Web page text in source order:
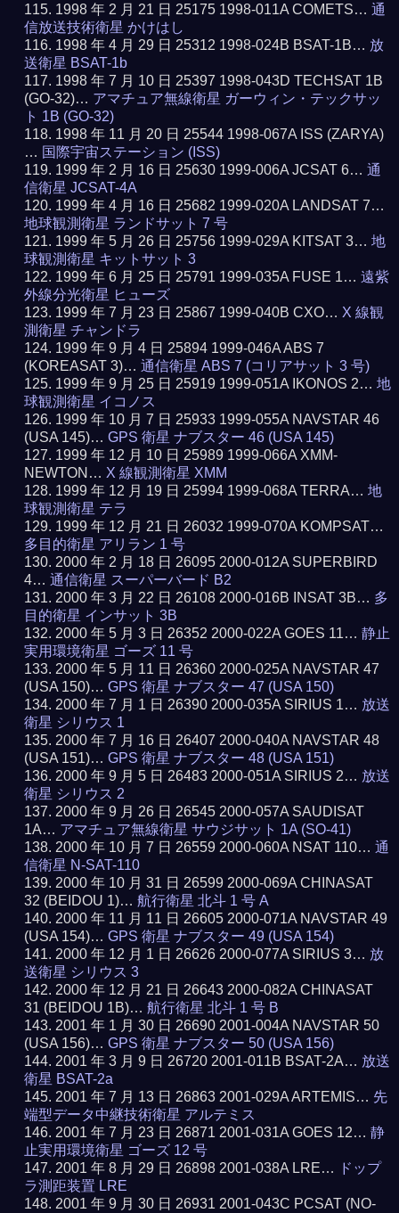
1998 年 2 月 21 日 25175 1998-011A COMETS…通
信放送技術衛星 かけはし
1998 年 4 月 29 日 25312 1998-024B BSAT-1B… 放
送衛星 BSAT-1b
1998 年 7 月 10 日 25397 1998-043D TECHSAT 1B
(GO-32)… アマチュア無線衛星 ガーウィン・テックサッ
ト 1B (GO-32)
1998 年 11 月 20 日 25544 1998-067A ISS (ZARYA)
… 国際宇宙ステーション (ISS)
1999 年 2 月 16 日 25630 1999-006A JCSAT 6…通
信衛星 JCSAT-4A
1999 年 4 月 16 日 25682 1999-020A LANDSAT 7…
地球観測衛星 ランドサット 7 号
1999 年 5 月 26 日 25756 1999-029A KITSAT 3…地
球観測衛星 キットサット 3
1999 年 6 月 25 日 25791 1999-035A FUSE 1…遠紫
外線分光衛星 ヒューズ
1999 年 7 月 23 日 25867 1999-040B CXO… X 線観
測衛星 チャンドラ
1999 年 9 月 4 日 25894 1999-046A ABS 7
(KOREASAT 3)…通信衛星 ABS 7 (コリアサット 3 号)
1999 年 9 月 25 日 25919 1999-051A IKONOS 2…地
球観測衛星 イコノス
1999 年 10 月 7 日 25933 1999-055A NAVSTAR 46
(USA 145)…GPS 衛星 ナブスター 46 (USA 145)
1999 年 12 月 10 日 25989 1999-066A XMM-
NEWTON… X 線観測衛星 XMM
1999 年 12 月 19 日 25994 1999-068A TERRA…地
球観測衛星 テラ
1999 年 12 月 21 日 26032 1999-070A KOMPSAT…
多目的衛星 アリラン 1 号
2000 年 2 月 18 日 26095 2000-012A SUPERBIRD
4…通信衛星 スーパーバード B2
2000 年 3 月 22 日 26108 2000-016B INSAT 3B… 多
目的衛星 インサット 3B
2000 年 5 月 3 日 26352 2000-022A GOES 11…静止
実用環境衛星 ゴーズ 11 号
2000 年 5 月 11 日 26360 2000-025A NAVSTAR 47
(USA 150)…GPS 衛星 ナブスター 47 (USA 150)
2000 年 7 月 1 日 26390 2000-035A SIRIUS 1… 放送
衛星 シリウス 1
2000 年 7 月 16 日 26407 2000-040A NAVSTAR 48
(USA 151)…GPS 衛星 ナブスター 48 (USA 151)
2000 年 9 月 5 日 26483 2000-051A SIRIUS 2… 放送
衛星 シリウス 2
2000 年 9 月 26 日 26545 2000-057A SAUDISAT
1A… アマチュア無線衛星 サウジサット 1A (SO-41)
2000 年 10 月 7 日 26559 2000-060A NSAT 110…通
信衛星 N-SAT-110
2000 年 10 月 31 日 26599 2000-069A CHINASAT
32 (BEIDOU 1)…航行衛星 北斗 1 号 A
2000 年 11 月 11 日 26605 2000-071A NAVSTAR 49
(USA 154)…GPS 衛星 ナブスター 49 (USA 154)
2000 年 12 月 1 日 26626 2000-077A SIRIUS 3… 放
送衛星 シリウス 3
2000 年 12 月 21 日 26643 2000-082A CHINASAT
31 (BEIDOU 1B)…航行衛星 北斗 1 号 B
2001 年 1 月 30 日 26690 2001-004A NAVSTAR 50
(USA 156)…GPS 衛星 ナブスター 50 (USA 156)
2001 年 3 月 9 日 26720 2001-011B BSAT-2A… 放送
衛星 BSAT-2a
2001 年 7 月 13 日 26863 2001-029A ARTEMIS… 先
端型データ中継技術衛星 アルテミス
2001 年 7 月 23 日 26871 2001-031A GOES 12…静
止実用環境衛星 ゴーズ 12 号
2001 年 8 月 29 日 26898 2001-038A LRE…
ドップ
ラ測距装置 LRE
2001 年 9 月 30 日 26931 2001-043C PCSAT (NO-